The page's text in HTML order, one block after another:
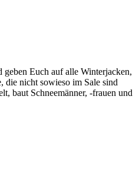
Euch auf alle Winterjacken,
die nicht sowieso im Sale sind
baut Schneemänner, -frauen und